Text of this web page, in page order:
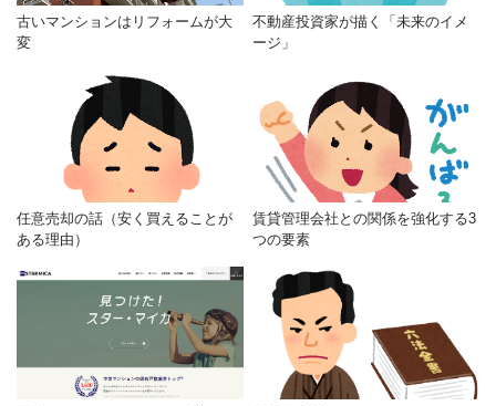
古いマンションはリフォームが大
変
不動産投資家が描く「未来のイメ
ージ」
任意売却の話（安く買えることが
ある理由）
賃貸管理会社との関係を強化する3
つの要素